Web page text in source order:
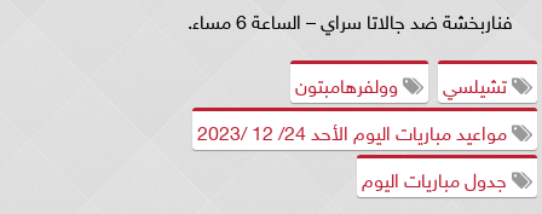
فناربخشة ضد جالاتا سراي – الساعة 6 مساء.
تشيلسي
وولفرهامبتون
مواعيد مباريات اليوم الأحد 24/ 12 /2023
جدول مباريات اليوم